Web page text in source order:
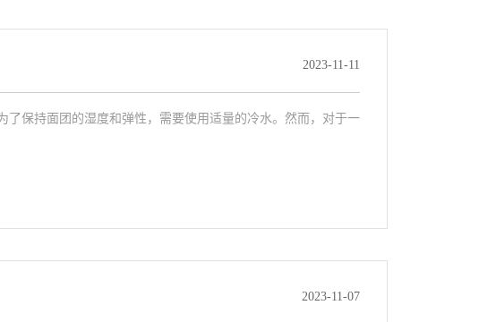
2023-11-11
保持面团的湿度和弹性，需要使用适量的冷水。然而，对于一
2023-11-07